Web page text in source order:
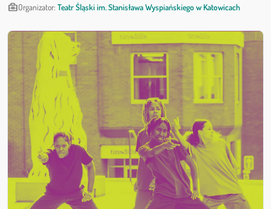
business_centerOrganizator: Teatr Śląski im. Stanisława Wyspiańskiego w Katowicach